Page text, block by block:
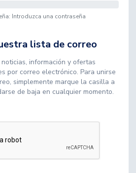
Introduzca una contraseña
lista de correo
información y ofertas
por correo electrónico. Para unirse
simplemente marque la casilla a
de baja en cualquier momento.